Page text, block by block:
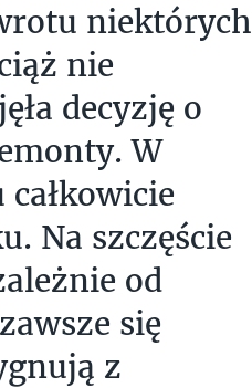
niektórych
nie
decyzję o
W
Na szczęście
od
się
z